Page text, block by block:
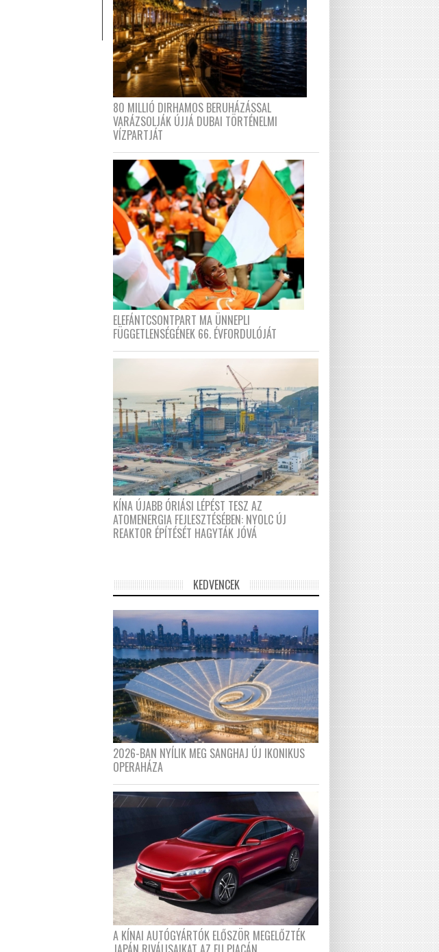
80 MILLIÓ DIRHAMOS BERUHÁZÁSSAL
VARÁZSOLJÁK ÚJJÁ DUBAI TÖRTÉNELMI
VÍZPARTJÁT
ELEFÁNTCSONTPART MA ÜNNEPLI
FÜGGETLENSÉGÉNEK 66. ÉVFORDULÓJÁT
KÍNA ÚJABB ÓRIÁSI LÉPÉST TESZ AZ
ATOMENERGIA FEJLESZTÉSÉBEN: NYOLC ÚJ
REAKTOR ÉPÍTÉSÉT HAGYTÁK JÓVÁ
KEDVENCEK
2026-BAN NYÍLIK MEG SANGHAJ ÚJ IKONIKUS
OPERAHÁZA
A KÍNAI AUTÓGYÁRTÓK ELŐSZÖR MEGELŐZTÉK